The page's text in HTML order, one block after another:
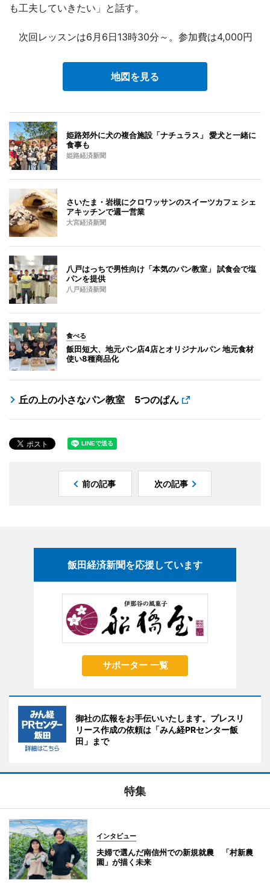
も工夫していきたい」と話す。
次回レッスンは6月6日13時30分～。参加費は4,000円
地図を見る
姫路郊外に犬の複合施設「ナチュラス」 愛犬と一緒に
食事も
姫路経済新聞
さいたま・岩槻にクロワッサンのスイーツカフェ シェ
アキッチンで週一営業
大宮経済新聞
八戸はっちで男性向け「本気のパン教室」 試食会で塩
パンを提供
八戸経済新聞
食べる
飯田短大、地元パン店4店とオリジナルパン 地元食材
使い8種商品化
丘の上の小さなパン教室 5つのぱん
前の記事 次の記事
飯田経済新聞を応援しています
サポーター 一覧
御社の広報をお手伝いいたします。プレスリ
リース作成の依頼は「みん経PRセンター飯
田」まで
特集
インタビュー
夫婦で選んだ南信州での新規就農 「村新農
園」が描く未来